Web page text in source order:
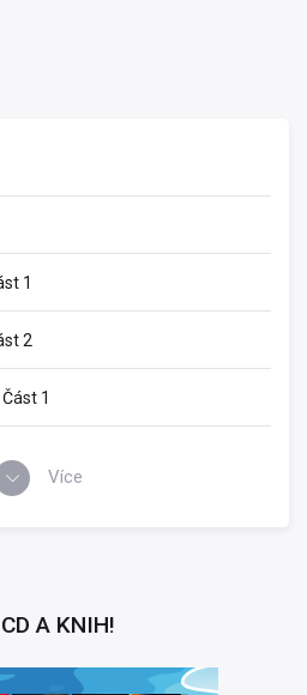
1
2
1
Více
A KNIH!